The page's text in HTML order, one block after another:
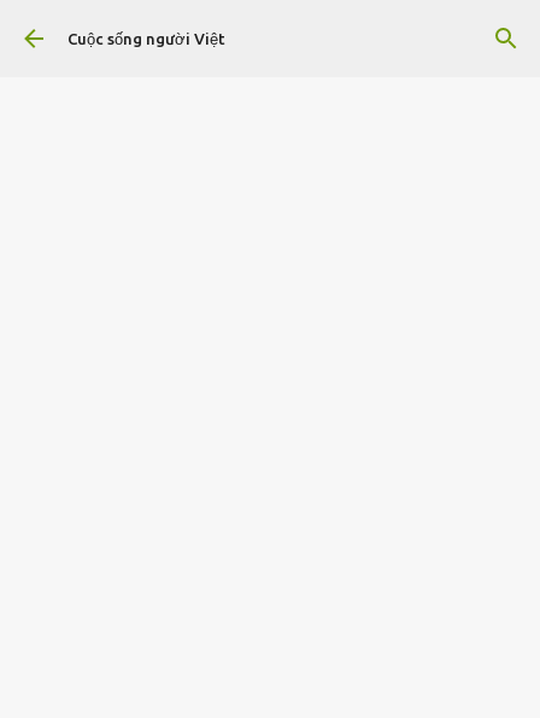
Chuyển đến nội dung chính
Cuộc sống người Việt